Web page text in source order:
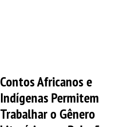
Contos Africanos e
Indígenas Permitem
Trabalhar o Gênero